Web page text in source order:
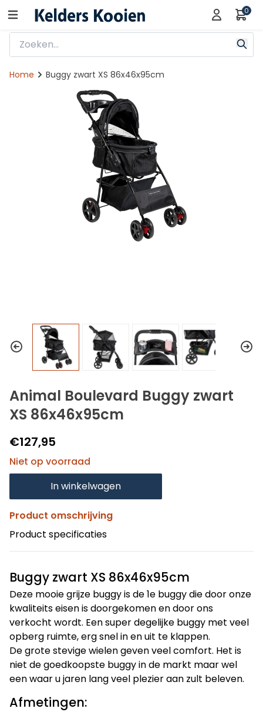
0
Home Buggy zwart XS 86x46x95cm
Animal Boulevard Buggy zwart
XS 86x46x95cm
€127,95
Niet op voorraad
In winkelwagen
Product omschrijving
Product specificaties
Buggy zwart XS 86x46x95cm
Deze mooie grijze buggy is de 1e buggy die door onze
kwaliteits eisen is doorgekomen en door ons
verkocht wordt. Een super degelijke buggy met veel
opberg ruimte, erg snel in en uit te klappen.
De grote stevige wielen geven veel comfort. Het is
niet de goedkoopste buggy in de markt maar wel
een waar u jaren lang veel plezier aan zult beleven.
Afmetingen: